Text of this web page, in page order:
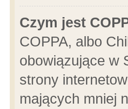
Czym jest
COPPA, albo
obowiązujące w
strony
mających mniej